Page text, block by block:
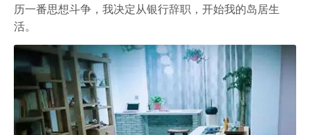
农家乐
碧螺春
水果采摘
历一番思想斗争，我决定从银行辞职，开始我的岛居生
活。